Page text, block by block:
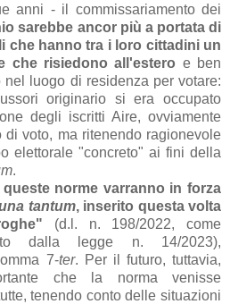
anni - il commissariamento dei
sarebbe ancor più a portata di
che hanno tra i loro cittadini un
che risiedono all'estero e ben
nel luogo di residenza per votare:
originario si era occupato
degli iscritti Aire, ovviamente
voto, ma ritenendo ragionevole
elettorale "concreto" ai fini della
.
queste norme varranno in forza
tantum, inserito questa volta
(d.l. n. 198/2022, come
dalla legge n. 14/2023),
7-ter. Per il futuro, tuttavia,
che la norma venisse
tenendo conto delle situazioni